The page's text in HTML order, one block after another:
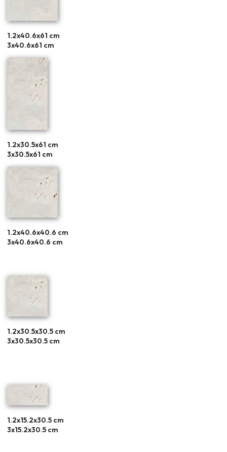
1.2x40.6x61 cm
3x40.6x61 cm
1.2x30.5x61 cm
3x30.5x61 cm
1.2x40.6x40.6 cm
3x40.6x40.6 cm
1.2x30.5x30.5 cm
3x30.5x30.5 cm
1.2x15.2x30.5 cm
3x15.2x30.5 cm